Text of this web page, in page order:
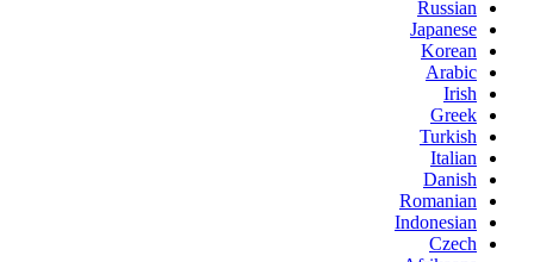
Russian
Japanese
Korean
Arabic
Irish
Greek
Turkish
Italian
Danish
Romanian
Indonesian
Czech